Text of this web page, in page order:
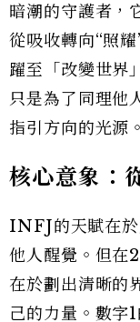
暗潮的守護者，
從吸收轉向“照
躍至「改變世界
只是為了同理他
指引方向的光源。
核心意象：
INFJ的天賦在
他人醒覺。但在
在於劃出清晰的
己的力量。數字